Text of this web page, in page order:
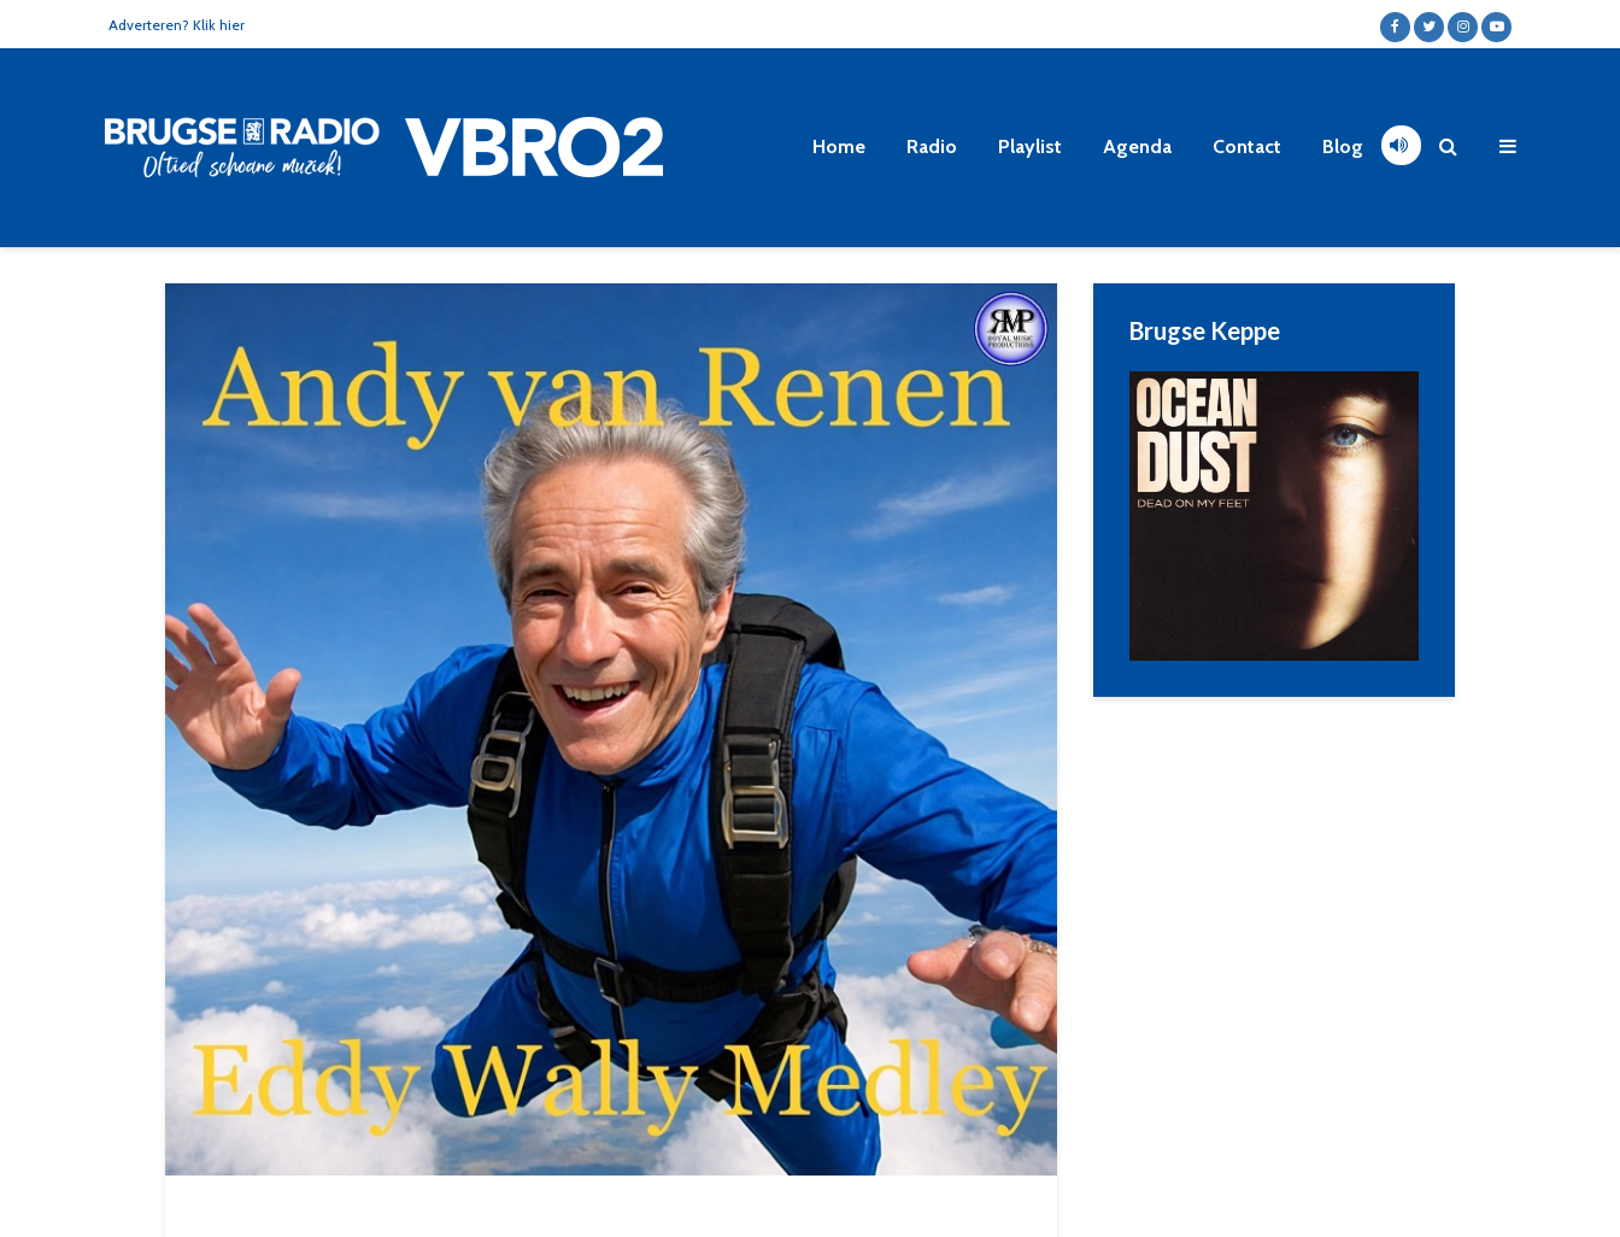
Adverteren? Klik hier
Home Radio Playlist Agenda Contact Blog
Brugse Keppe